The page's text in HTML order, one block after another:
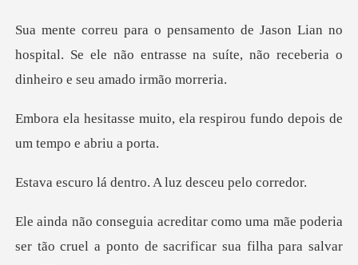
no
hospital. Se ele não entrasse na suíte, não
ela respirou fundo depois
dentro. A luz des
poderia
ser tão cruel a ponto de sacrificar s